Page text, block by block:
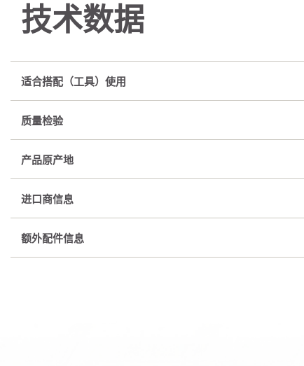
技术数据
适合搭配（工具）使用
质量检验
产品原产地
进口商信息
额外配件信息